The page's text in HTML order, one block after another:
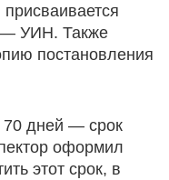
— УИН. Также
постановления
дней — срок
оформил
этот срок, в